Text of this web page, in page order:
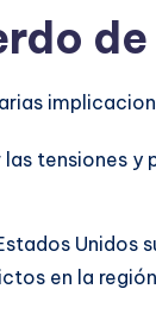
tensiones y
Unidos
en la